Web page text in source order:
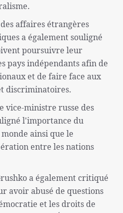
affaires étrangères
a également souligné
poursuivre leur
pays indépendants afin de
et de faire face aux
discriminatoires.
vice-ministre russe des
l'importance du
ainsi que le
entre les nations
a également critiqué
avoir abusé de questions
et les droits de